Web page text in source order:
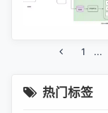
1 ...
热门标签